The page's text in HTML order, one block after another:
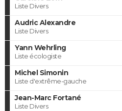
Liste Divers
Audric Alexandre
Liste Divers
Yann Wehrling
Liste écologiste
Michel Simonin
Liste d'extrême-gauche
Jean-Marc Fortané
Liste Divers